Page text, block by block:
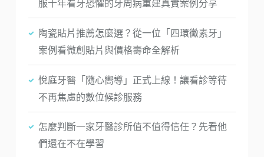
服十年看牙恐懼的牙周病重建真實案例分享
陶瓷貼片推薦怎麼選？從一位「四環黴素牙」
案例看微創貼片與價格壽命全解析
悅庭牙醫「隨心嚮導」正式上線！讓看診等待
不再焦慮的數位候診服務
怎麼判斷一家牙醫診所值不值得信任？先看他
們還在不在學習